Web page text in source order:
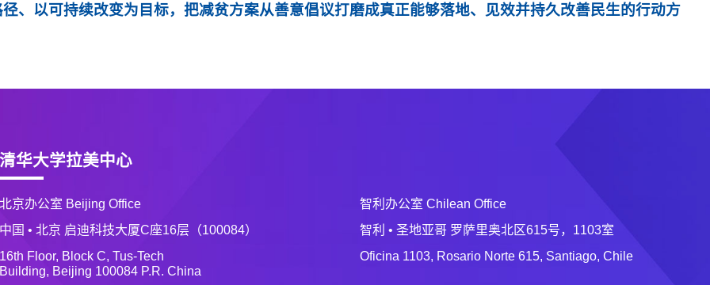
、以可持续改变为目标，把减贫方案从善意倡议打磨成真正能够落地、见效并持久改善民生的行动方
清华大学拉美中心
北京办公室 Beijing Office
中国 • 北京 启迪科技大厦C座16层（100084）
16th Floor, Block C, Tus-Tech
Building, Beijing 100084 P.R. China
智利办公室 Chilean Office
智利 • 圣地亚哥 罗萨里奥北区615号，1103室
Oficina 1103, Rosario Norte 615, Santiago, Chile